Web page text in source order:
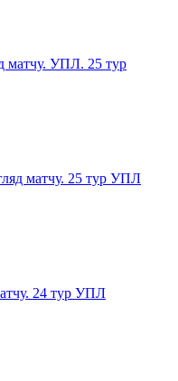
матчу. УПЛ. 25 тур
матчу. 25 тур УПЛ
24 тур УПЛ